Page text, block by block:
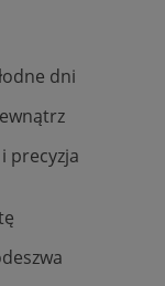
dni
precyzja